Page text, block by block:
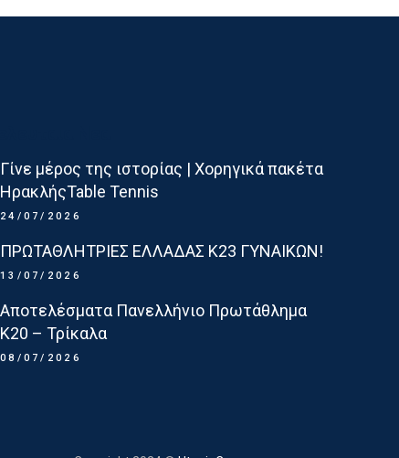
Γίνε μέρος της ιστορίας | Χορηγικά πακέτα
ΗρακλήςTable Tennis
24/07/2026
ΠΡΩΤΑΘΛΗΤΡΙΕΣ ΕΛΛΑΔΑΣ Κ23 ΓΥΝΑΙΚΩΝ!
13/07/2026
Αποτελέσματα Πανελλήνιο Πρωτάθλημα
Κ20 – Τρίκαλα
08/07/2026